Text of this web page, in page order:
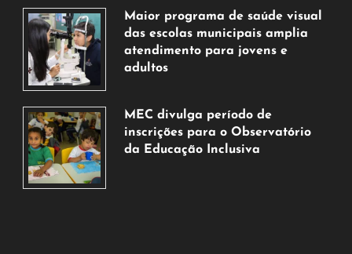
de
agosto
de
2026
Maior programa de saúde visual
das escolas municipais amplia
atendimento para jovens e
adultos
de
agosto
de
MEC divulga período de
inscrições para o Observatório
da Educação Inclusiva